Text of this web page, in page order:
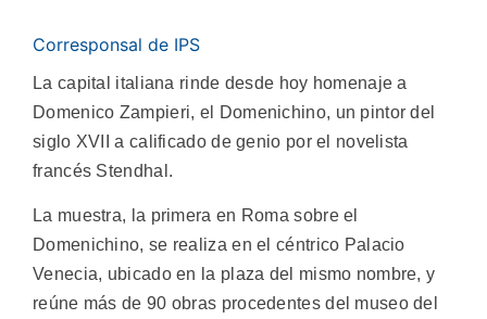
Corresponsal de IPS
La capital italiana rinde desde hoy homenaje a
Domenico Zampieri, el Domenichino, un pintor del
siglo XVII a calificado de genio por el novelista
francés Stendhal.
La muestra, la primera en Roma sobre el
Domenichino, se realiza en el céntrico Palacio
Venecia, ubicado en la plaza del mismo nombre, y
reúne más de 90 obras procedentes del museo del